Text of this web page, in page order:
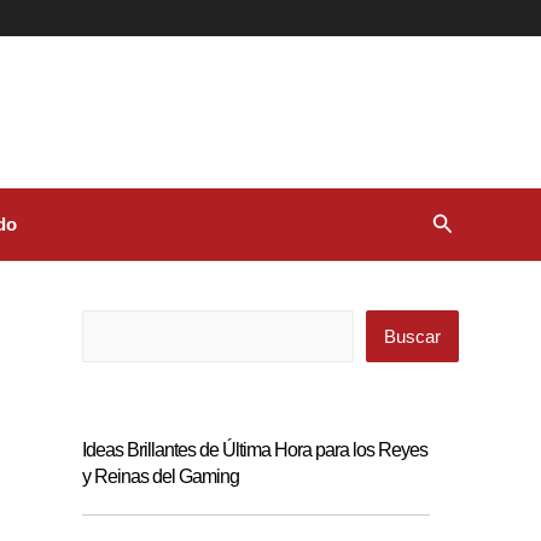
Buscar
Buscar
Ideas Brillantes de Última Hora para los Reyes
y Reinas del Gaming